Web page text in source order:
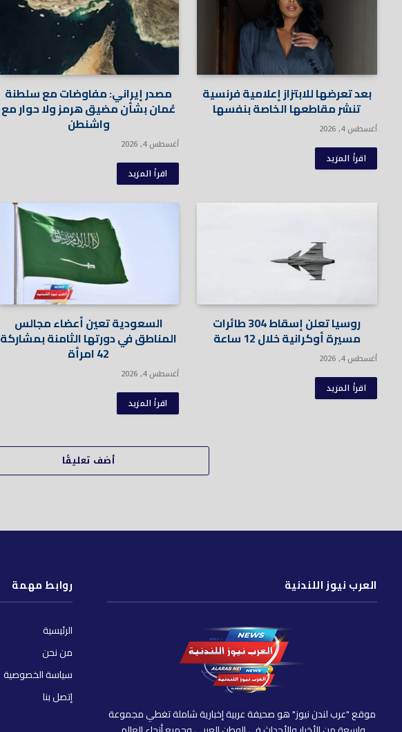
بعد تعرضها للابتزاز إعلامية فرنسية
تنشر مقاطعها الخاصة بنفسها
أغسطس 4, 2026
اقرأ المزيد
مصدر إيراني: مفاوضات مع سلطنة
عُمان بشأن مضيق هرمز ولا حوار مع
واشنطن
أغسطس 4, 2026
اقرأ المزيد
روسيا تعلن إسقاط 304 طائرات
مسيرة أوكرانية خلال 12 ساعة
أغسطس 4, 2026
اقرأ المزيد
السعودية تعين أعضاء مجالس
المناطق في دورتها الثامنة بمشاركة
42 امرأة
أغسطس 4, 2026
اقرأ المزيد
أضف تعليقًا
العرب نيوز اللندنية
موقع "عرب لندن نيوز" هو صحيفة عربية إخبارية شاملة تغطي مجموعة
روابط مهمة
الرئيسية
من نحن
سياسة الخصوصية
إتصل بنا